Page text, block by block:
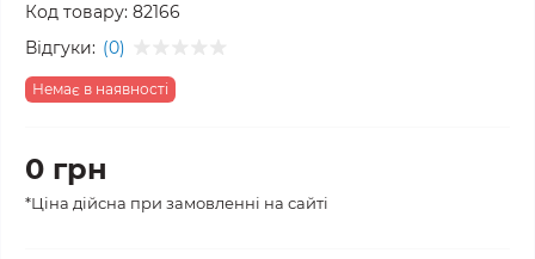
Код товару: 82166
Відгуки: (0)
Немає в наявності
0 грн
*Ціна дійсна при замовленні на сайті